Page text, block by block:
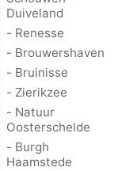
Duiveland
- Renesse
- Brouwershaven
- Bruinisse
- Zierikzee
- Natuur
Oosterschelde
- Burgh
Haamstede